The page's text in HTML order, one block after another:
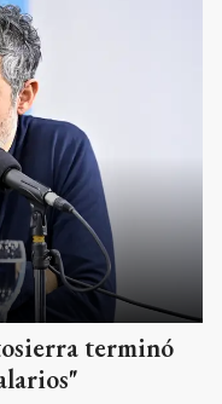
terminó